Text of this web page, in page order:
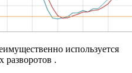
используется
разворотов .